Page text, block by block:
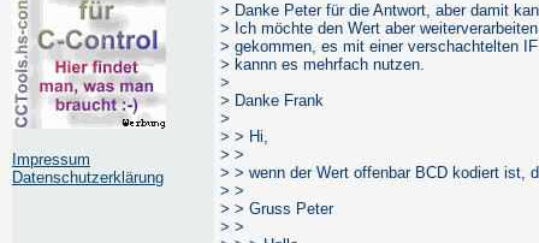
Impressum
Datenschutzerklärung
> Danke Peter für die Antwort, aber damit
> Ich möchte den Wert aber
> gekommen, es mit einer verschachtelten
> kannn es mehrfach nutzen.
>
> Danke Frank
>
> > Hi,
> >
> > wenn der Wert offenbar BCD kodiert ist,
> >
> > Gruss Peter
> >